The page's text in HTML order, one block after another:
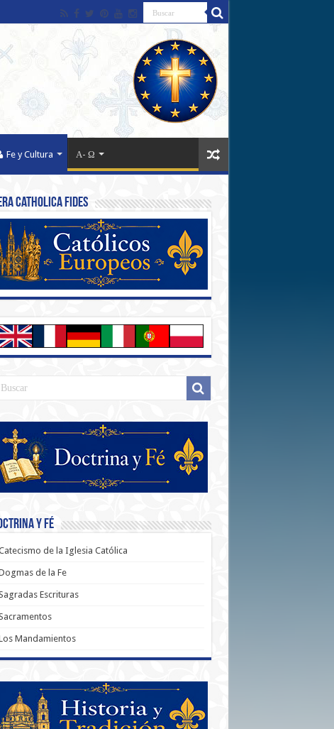
Fe y Cultura Α- Ω
Catholica Fides
y Fé
de la Iglesia Católica
de la Fe
Escrituras
Mandamientos